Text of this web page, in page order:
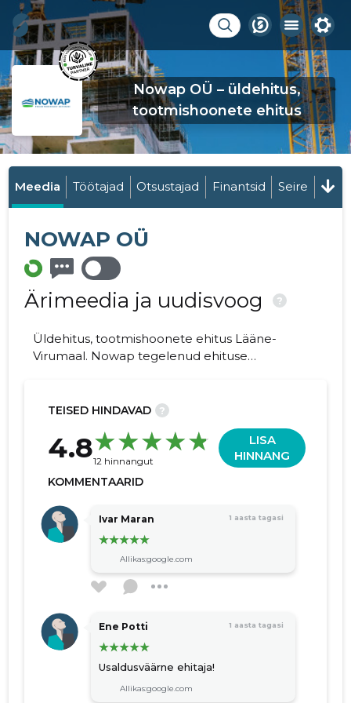
Nowap OÜ – üldehitus,
tootmishoonete ehitus
Meedia Töötajad Otsustajad Finantsid Seire
NOWAP OÜ
Ärimeedia ja uudisvoog ?
Üldehitus, tootmishoonete ehitus Lääne-
Virumaal. Nowap tegelenud ehituse
TEISED HINDAVAD ?
4.812 hinnangut
LISA
HINNANG
KOMMENTAARID
Ivar Maran 1 aasta tagasi
Allikas:google.com
Ene Potti 1 aasta tagasi
Usaldusväärne ehitaja!
Allikas:google.com